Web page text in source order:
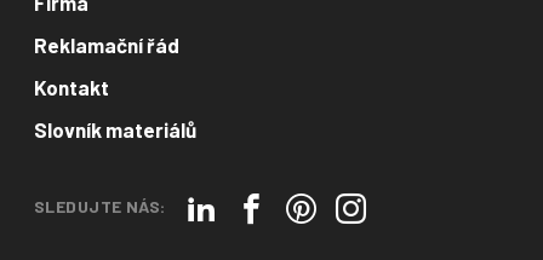
Reklamační řád
Kontakt
Slovník materiálů
SLEDUJTE NÁS: